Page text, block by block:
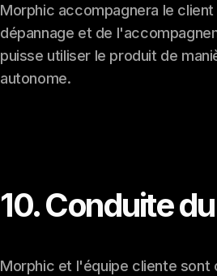
Morphic accompagnera le
dépannage et de
puisse utiliser le produit de
autonome.
10. Conduite
Morphic et l'équipe cliente sont